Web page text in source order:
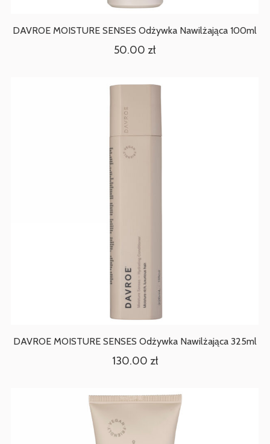
DAVROE MOISTURE SENSES Odżywka Nawilżająca 100ml
50.00 zł
DAVROE MOISTURE SENSES Odżywka Nawilżająca 325ml
130.00 zł